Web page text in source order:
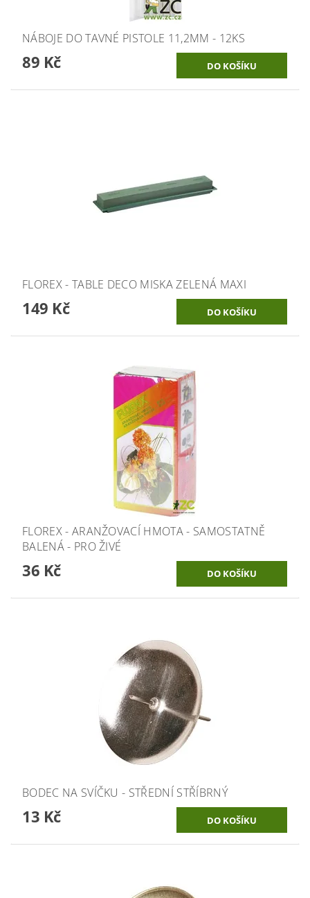
NÁBOJE DO TAVNÉ PISTOLE 11,2MM - 12KS
89 Kč
FLOREX - TABLE DECO MISKA ZELENÁ MAXI
149 Kč
FLOREX - ARANŽOVACÍ HMOTA - SAMOSTATNĚ
BALENÁ - PRO ŽIVÉ
36 Kč
BODEC NA SVÍČKU - STŘEDNÍ STŘÍBRNÝ
13 Kč